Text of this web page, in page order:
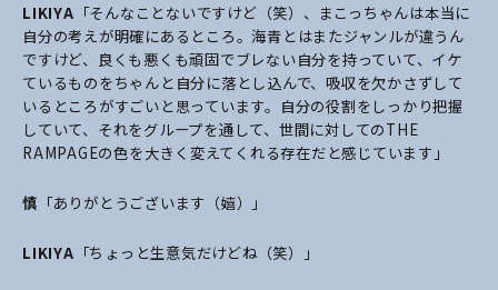
LIKIYA 「そんなことないですけど（笑）、まこっちゃんは本当に
自分の考えが明確にあるところ。海青とはまたジャンルが違うん
ですけど、良くも悪くも頑固でブレない自分を持っていて、イケ
ているものをちゃんと自分に落とし込んで、吸収を欠かさずして
いるところがすごいと思っています。自分の役割をしっかり把握
していて、それをグループを通して、世間に対してのTHE
RAMPAGEの色を大きく変えてくれる存在だと感じています」
慎 「ありがとうございます（嬉）」
LIKIYA 「ちょっと生意気だけどね（笑）」